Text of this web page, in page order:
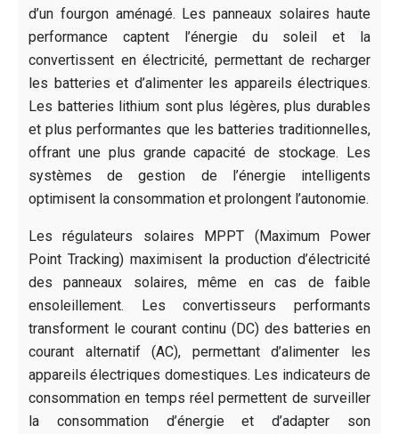
d’un fourgon aménagé. Les panneaux solaires haute
performance captent l’énergie du soleil et la
convertissent en électricité, permettant de recharger
les batteries et d’alimenter les appareils électriques.
Les batteries lithium sont plus légères, plus durables
et plus performantes que les batteries traditionnelles,
offrant une plus grande capacité de stockage. Les
systèmes de gestion de l’énergie intelligents
optimisent la consommation et prolongent l’autonomie.
Les régulateurs solaires MPPT (Maximum Power
Point Tracking) maximisent la production d’électricité
des panneaux solaires, même en cas de faible
ensoleillement. Les convertisseurs performants
transforment le courant continu (DC) des batteries en
courant alternatif (AC), permettant d’alimenter les
appareils électriques domestiques. Les indicateurs de
consommation en temps réel permettent de surveiller
la consommation d’énergie et d’adapter son